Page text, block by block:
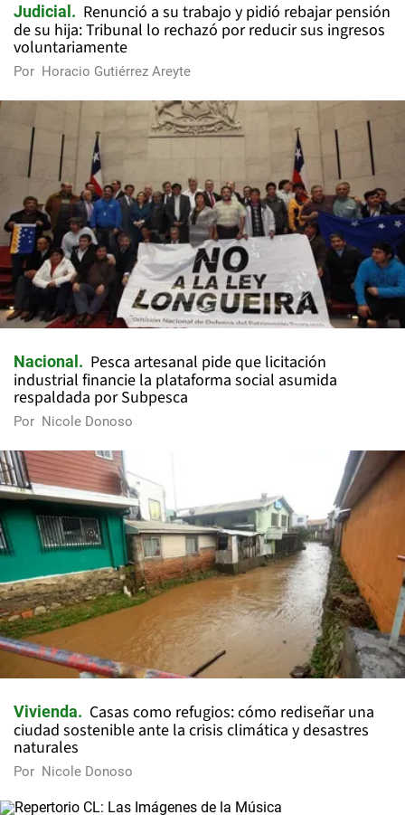
Judicial
Renunció a su trabajo y pidió rebajar pensión
de su hija: Tribunal lo rechazó por reducir sus ingresos
voluntariamente
Por Horacio Gutiérrez Areyte
Nacional
Pesca artesanal pide que licitación
industrial financie la plataforma social asumida
respaldada por Subpesca
Por Nicole Donoso
Vivienda
Casas como refugios: cómo rediseñar una
ciudad sostenible ante la crisis climática y desastres
naturales
Por Nicole Donoso